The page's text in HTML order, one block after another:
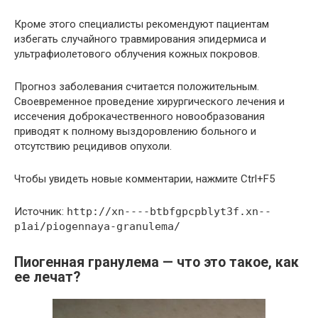
Кроме этого специалисты рекомендуют пациентам
избегать случайного травмирования эпидермиса и
ультрафиолетового облучения кожных покровов.
Прогноз заболевания считается положительным.
Своевременное проведение хирургического лечения и
иссечения доброкачественного новообразования
приводят к полному выздоровлению больного и
отсутствию рецидивов опухоли.
Чтобы увидеть новые комментарии, нажмите Ctrl+F5
Источник: http://xn----btbfgpcpblyt3f.xn--
p1ai/piogennaya-granulema/
Пиогенная гранулема — что это такое, как
ее лечат?